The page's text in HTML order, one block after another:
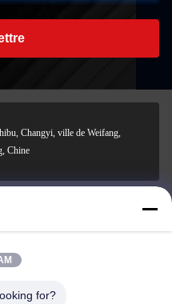
Changyi, ville de Weifang,
Chine
for?